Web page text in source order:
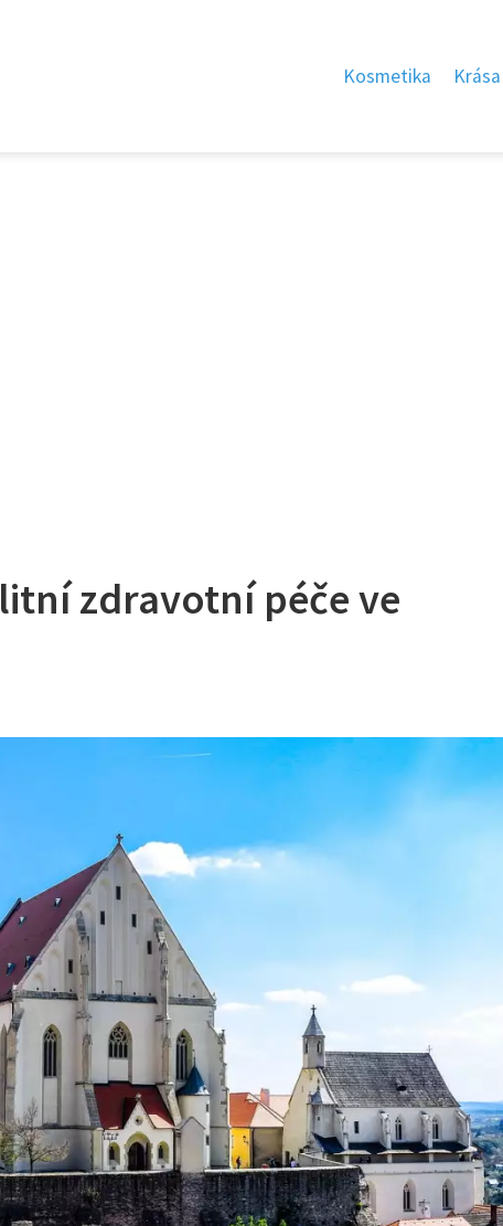
Kosmetika Krása
zdravotní péče ve